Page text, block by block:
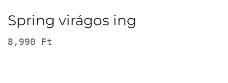
Spring virágos ing
8,990 Ft